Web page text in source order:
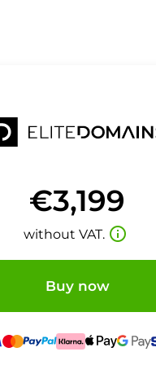
€3,199
without VAT. info_outline
Buy now